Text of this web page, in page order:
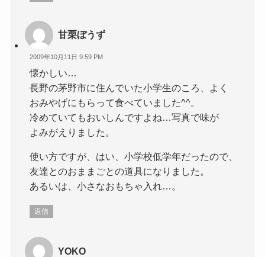
甘栗ぼうず
2009年10月11日 9:59 PM
懐かしい…
長野の茅野市に住んでいた小学生のころ、よく
おみやげにもらって食べていました^^。
冷めていてもおいしんですよね…写真で味が
よみがえりました。
使い方ですが、はい、小学校低学年だったので、
友達とのおままごとの道具になりました。
あるいは、小さなおもちゃ入れ…。
返信
YOKO